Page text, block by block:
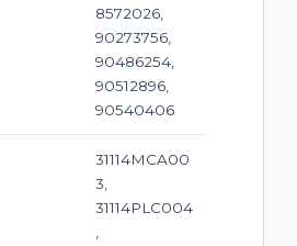
8572026,
90273756,
90486254,
90512896,
90540406
31114MCA00
3,
31114PLC004